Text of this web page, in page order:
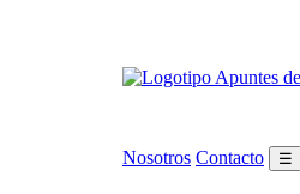
Nosotros Contacto ☰